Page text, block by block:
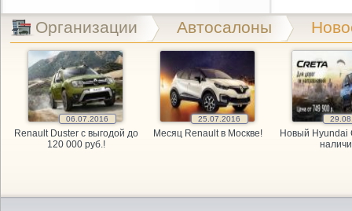
Exist.ru,
GARAGE,
GARAGE,
GARAGE,
Организации Автосалоны
06.07.2016
Renault Duster с выгодой до
120 000 руб.!
25.07.2016
Месяц Renault в Москве!
Новый Hyundai